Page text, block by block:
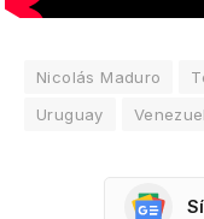
Nicolás Maduro
Uruguay